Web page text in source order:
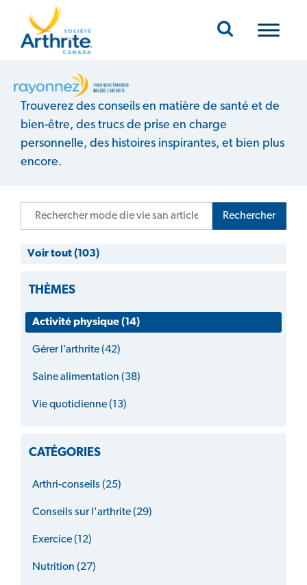
Mobile Navigation
Mode de vie sain
Trouverez des conseils en matière de santé et de
bien-être, des trucs de prise en charge
personnelle, des histoires inspirantes, et bien plus
encore.
Rechercher
Voir tout (103)
THÈMES
Activité physique (14)
Gérer l’arthrite (42)
Saine alimentation (38)
Vie quotidienne (13)
CATÉGORIES
Arthri-conseils (25)
Conseils sur l'arthrite (29)
Exercice (12)
Nutrition (27)